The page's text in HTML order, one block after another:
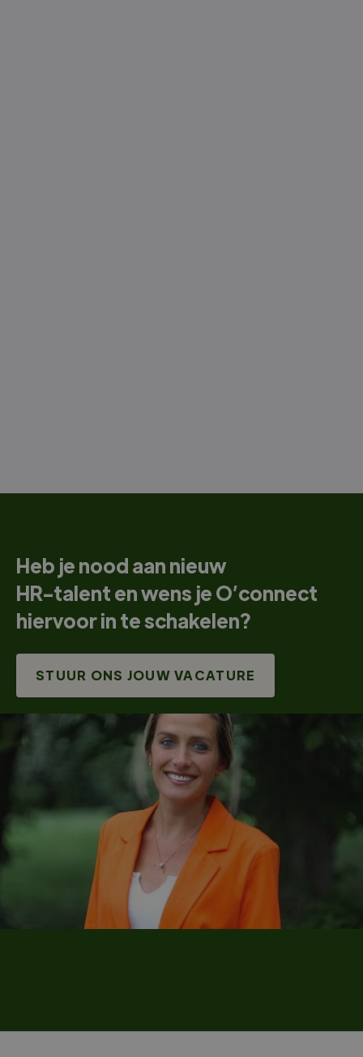
Heb je nood aan nieuw
HR-talent en wens je O’connect
hiervoor in te schakelen?
STUUR ONS JOUW VACATURE